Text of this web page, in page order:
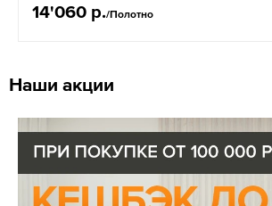
14'060 р./Полотно
Наши акции